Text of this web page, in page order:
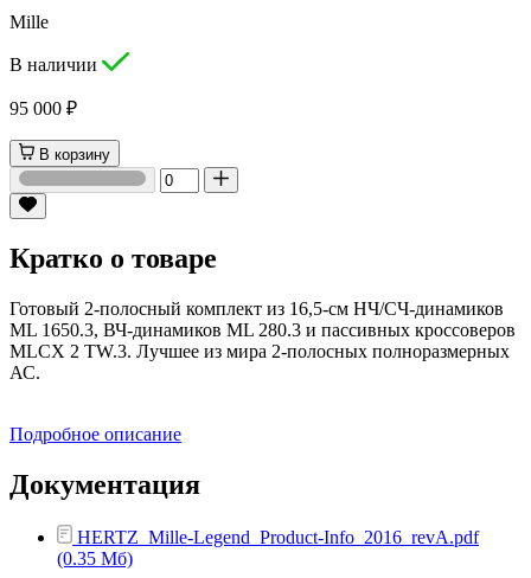
Mille
В наличии
95 000 ₽
В корзину
Кратко о товаре
Готовый 2-полосный комплект из 16,5-см НЧ/СЧ-динамиков
ML 1650.3, ВЧ-динамиков ML 280.3 и пассивных кроссоверов
MLCX 2 TW.3. Лучшее из мира 2-полосных полноразмерных
АС.
Подробное описание
Документация
HERTZ_Mille-Legend_Product-Info_2016_revA.pdf
(0.35 Мб)